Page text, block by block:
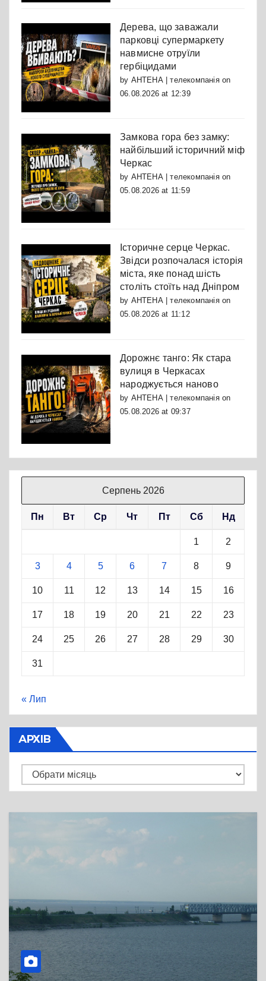
Дерева, що заважали
парковці супермаркету
навмисне отруїли
гербіцидами
by АНТЕНА | телекомпаніяon
06.08.2026 at 12:39
Замкова гора без замку:
найбільший історичний міф
Черкас
by АНТЕНА | телекомпаніяon
05.08.2026 at 11:59
Історичне серце Черкас.
Звідси розпочалася історія
міста, яке понад шість
століть стоїть над Дніпром
by АНТЕНА | телекомпаніяon
05.08.2026 at 11:12
Дорожнє танго: Як стара
вулиця в Черкасах
народжується наново
by АНТЕНА | телекомпаніяon
05.08.2026 at 09:37
Серпень 2026
Пн Вт Ср Чт Пт Сб Нд
1 2
3 4 5 6 7 8 9
10 11 12 13 14 15 16
17 18 19 20 21 22 23
24 25 26 27 28 29 30
31
« Лип
АРХІВ
Архів